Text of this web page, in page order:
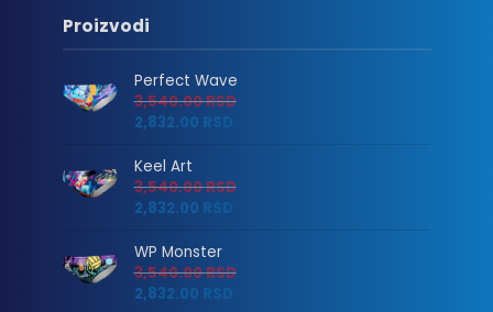
Proizvodi
Perfect Wave
3,540.00RSD
2,832.00 RSD
Keel Art
3,540.00RSD
2,832.00 RSD
WP Monster
3,540.00RSD
2,832.00 RSD